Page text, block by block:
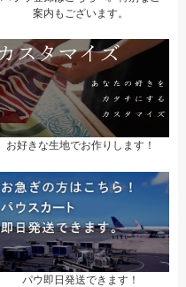
案内もございます。
お好きな生地でお作りします！
パウ即日発送できます！